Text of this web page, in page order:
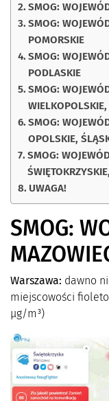
SMOG:
SMOG:
POMORSKIE
SMOG:
PODLASKIE
SMOG:
SMOG:
OPOLSKIE,
SMOG:
UWAGA!
SMOG:
Warszawa: dawno
miejscowości
µg/m³)